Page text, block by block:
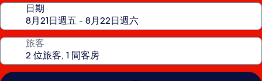
日期
旅客